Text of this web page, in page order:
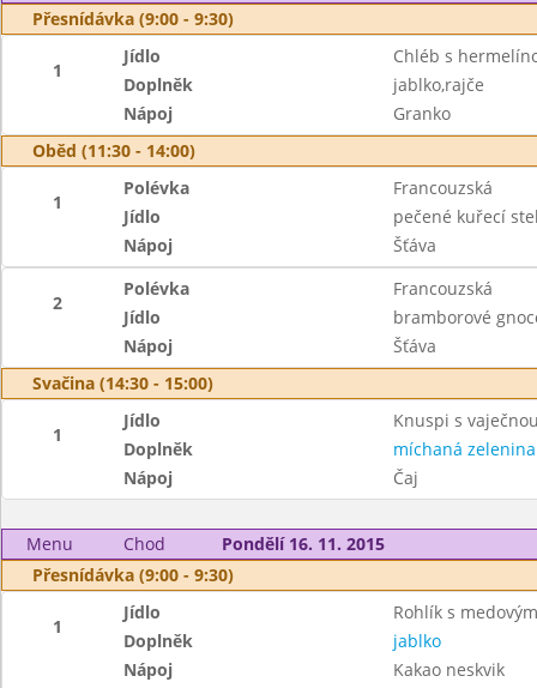
Přesnídávka (9:00 - 9:30)
1
Jídlo
Chléb s
Doplněk
jablko,rajče
Nápoj
Granko
Oběd (11:30 - 14:00)
1
Polévka
Francouzská
Jídlo
pečené kuřecí
Nápoj
Šťáva
2
Polévka
Francouzská
Jídlo
bramborové
Nápoj
Šťáva
Svačina (14:30 - 15:00)
1
Jídlo
Knuspi s
Doplněk
míchaná zelenina
Nápoj
Čaj
Menu Chod
Pondělí 16. 11. 2015
Přesnídávka (9:00 - 9:30)
1
Jídlo
Rohlík s
Doplněk
jablko
Nápoj
Kakao neskvik